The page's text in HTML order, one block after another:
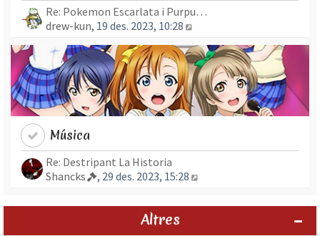
Re: Pokemon Escarlata i Purpu…
drew-kun, 19 des. 2023, 10:28
Música
Re: Destripant La Historia
Shancks
, 29 des. 2023, 15:28
Altres